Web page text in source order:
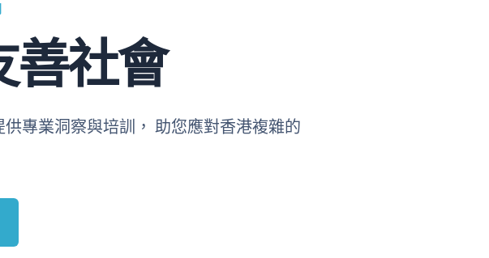
善社會
專業洞察與培訓， 助您應對香港複雜的